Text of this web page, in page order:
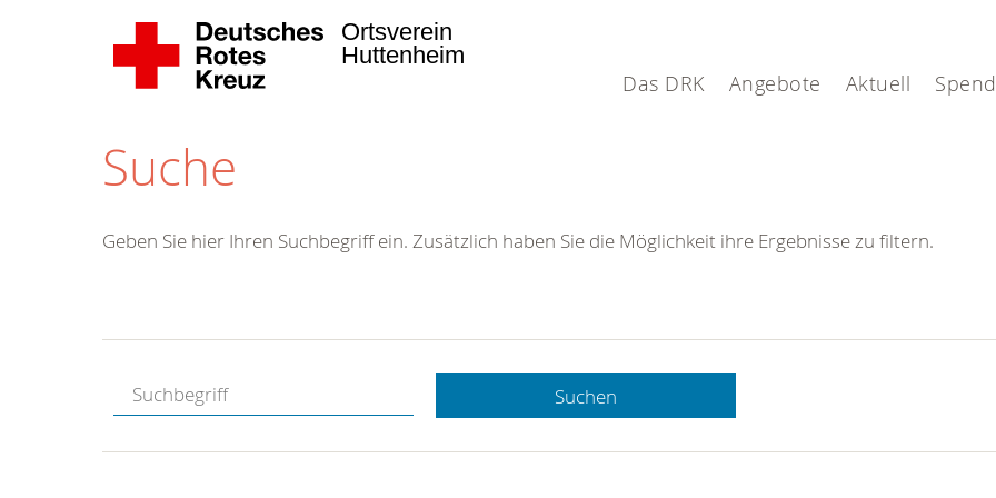
Das DRK Angebote Aktuell
Ortsverein
Huttenheim
Suche
Hotline.
gerne.
Geben Sie hier Ihren Suchbegriff ein. Zusätzlich haben Sie die Möglichkeit ihre Ergebnisse zu filtern.
Suchen